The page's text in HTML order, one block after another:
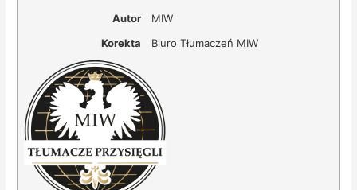
Autor
MIW
Korekta
Biuro Tłumaczeń MIW